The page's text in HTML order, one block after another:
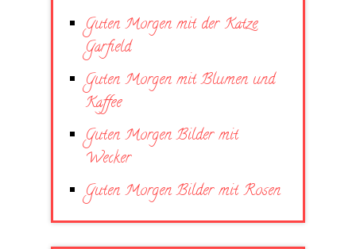
Guten Morgen mit der Katze
Garfield
Guten Morgen mit Blumen und
Kaffee
Guten Morgen Bilder mit
Wecker
Guten Morgen Bilder mit Rosen